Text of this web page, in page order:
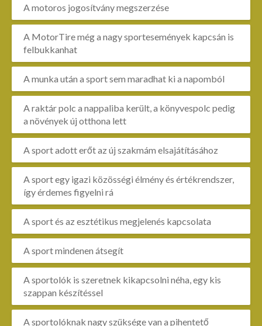
A motoros jogosítvány megszerzése
A MotorTire még a nagy sportesemények kapcsán is
felbukkanhat
A munka után a sport sem maradhat ki a napomból
A raktár polc a nappaliba került, a könyvespolc pedig
a növények új otthona lett
A sport adott erőt az új szakmám elsajátításához
A sport egy igazi közösségi élmény és értékrendszer,
így érdemes figyelni rá
A sport és az esztétikus megjelenés kapcsolata
A sport mindenen átsegít
A sportolók is szeretnek kikapcsolni néha, egy kis
szappan készítéssel
A sportolóknak nagy szüksége van a pihentető